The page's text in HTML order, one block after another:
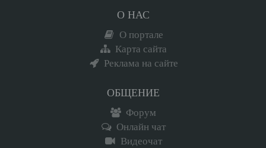
О НАС
О портале
Карта сайта
Реклама на сайте
ОБЩЕНИЕ
Форум
Онлайн чат
Видеочат